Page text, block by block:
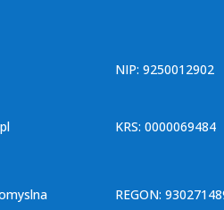
NIP: 9250012902
KRS: 0000069484
REGON: